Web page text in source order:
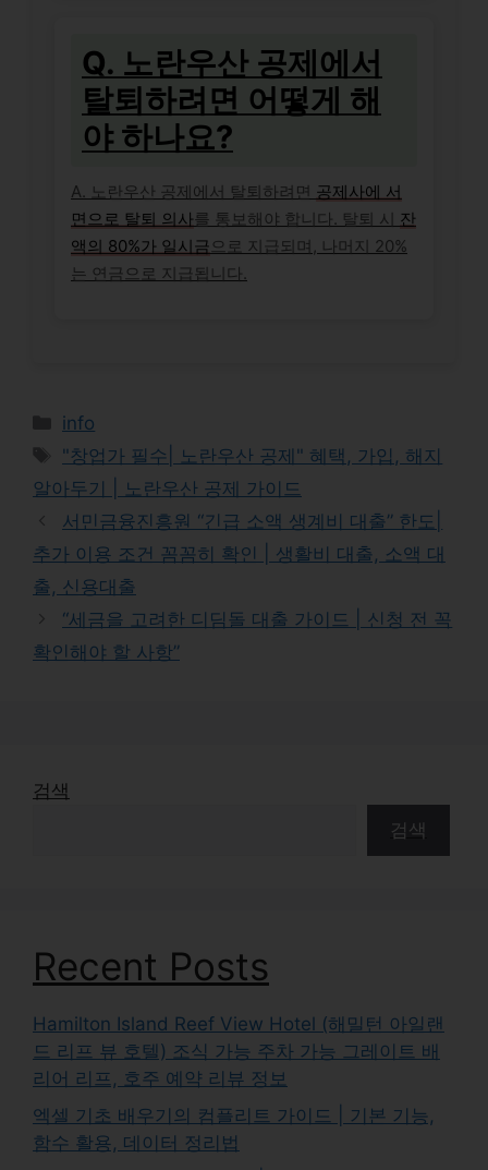
Q. 노란우산 공제에서
탈퇴하려면 어떻게 해
야 하나요?
A. 노란우산 공제에서 탈퇴하려면 공제사에 서
면으로 탈퇴 의사를 통보해야 합니다. 탈퇴 시 잔
액의 80%가 일시금으로 지급되며, 나머지 20%
는 연금으로 지급됩니다.
Categories
info
Tags
"창업가 필수| 노란우산 공제" 혜택, 가입, 해지
알아두기 | 노란우산 공제 가이드
서민금융진흥원 “긴급 소액 생계비 대출” 한도|
추가 이용 조건 꼼꼼히 확인 | 생활비 대출, 소액 대
출, 신용대출
“세금을 고려한 디딤돌 대출 가이드 | 신청 전 꼭
확인해야 할 사항”
검색
검색
Recent Posts
Hamilton Island Reef View Hotel (해밀턴 아일랜
드 리프 뷰 호텔) 조식 가능 주차 가능 그레이트 배
리어 리프, 호주 예약 리뷰 정보
엑셀 기초 배우기의 컴플리트 가이드 | 기본 기능,
함수 활용, 데이터 정리법